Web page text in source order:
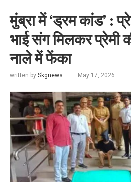
मुंब्रा में ‘ड्रम कांड’ :
भाई संग मिलकर प्रेमी
नाले में फेंका
written by Skgnews May 17, 2026